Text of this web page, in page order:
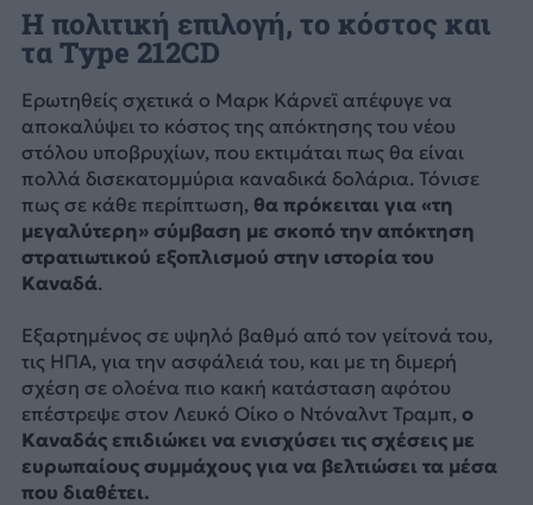
Η πολιτική επιλογή, το κόστος και
τα Type 212CD
Ερωτηθείς σχετικά ο Μαρκ Κάρνεϊ απέφυγε να
αποκαλύψει το κόστος της απόκτησης του νέου
στόλου υποβρυχίων, που εκτιμάται πως θα είναι
πολλά δισεκατομμύρια καναδικά δολάρια. Τόνισε
πως σε κάθε περίπτωση, θα πρόκειται για «τη
μεγαλύτερη» σύμβαση με σκοπό την απόκτηση
στρατιωτικού εξοπλισμού στην ιστορία του
Καναδά.
Εξαρτημένος σε υψηλό βαθμό από τον γείτονά του,
τις ΗΠΑ, για την ασφάλειά του, και με τη διμερή
σχέση σε ολοένα πιο κακή κατάσταση αφότου
επέστρεψε στον Λευκό Οίκο ο Ντόναλντ Τραμπ, ο
Καναδάς επιδιώκει να ενισχύσει τις σχέσεις με
ευρωπαίους συμμάχους για να βελτιώσει τα μέσα
που διαθέτει.